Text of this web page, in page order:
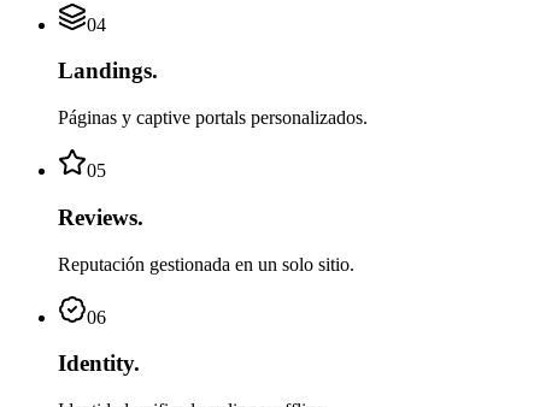
04
Landings.
Páginas y captive portals personalizados.
05
Reviews.
Reputación gestionada en un solo sitio.
06
Identity.